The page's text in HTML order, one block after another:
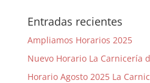
Entradas recientes
Ampliamos Horarios 2025
Nuevo Horario La Carnicería
Horario Agosto 2025 La